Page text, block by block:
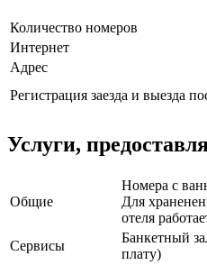
Количество номеров
Интернет
Адрес
Регистрация заезда и выезда
Услуги,
Общие
Номера с
Для
отеля
Сервисы
Банкетный
плату)